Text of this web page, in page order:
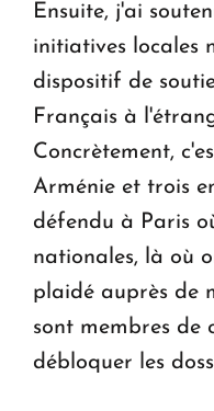
Ensuite, j'ai
initiatives locales
dispositif de
Français à
Concrètement,
Arménie et trois
défendu à Paris
nationales, là où
plaidé auprès de
sont membres de
débloquer les